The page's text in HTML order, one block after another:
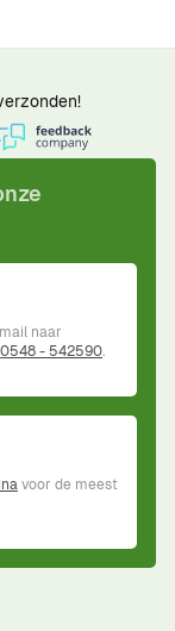
naar
0548 - 542590.
voor de meest